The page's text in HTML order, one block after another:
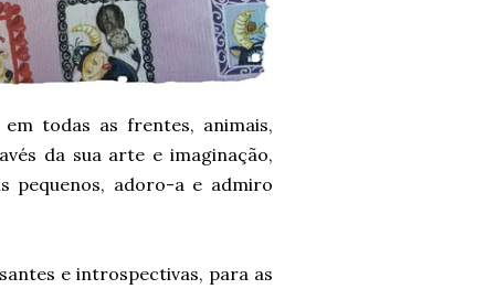
todas as frentes, animais,
da sua arte e imaginação,
pequenos, adoro-a e admiro
e introspectivas, para as